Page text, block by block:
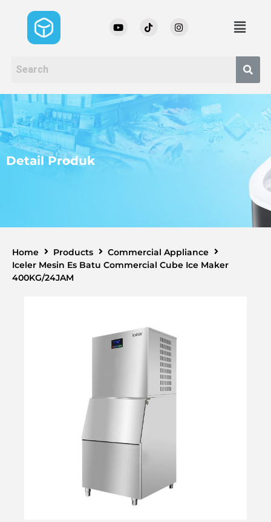
Detail Produk
Home Products
Commercial Appliance
Iceler Mesin Es Batu Commercial Cube Ice Maker
400KG/24JAM